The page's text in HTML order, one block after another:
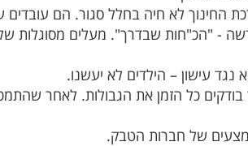
החינוך לא חיה בחלל סגור. הם עובדים
- "הכ"חות שבדרך". מעלים מסוגלות
עישון – הילדים לא יעשנו.
כל הזמן את הגבולות. לאחר
של חברות הטבק.